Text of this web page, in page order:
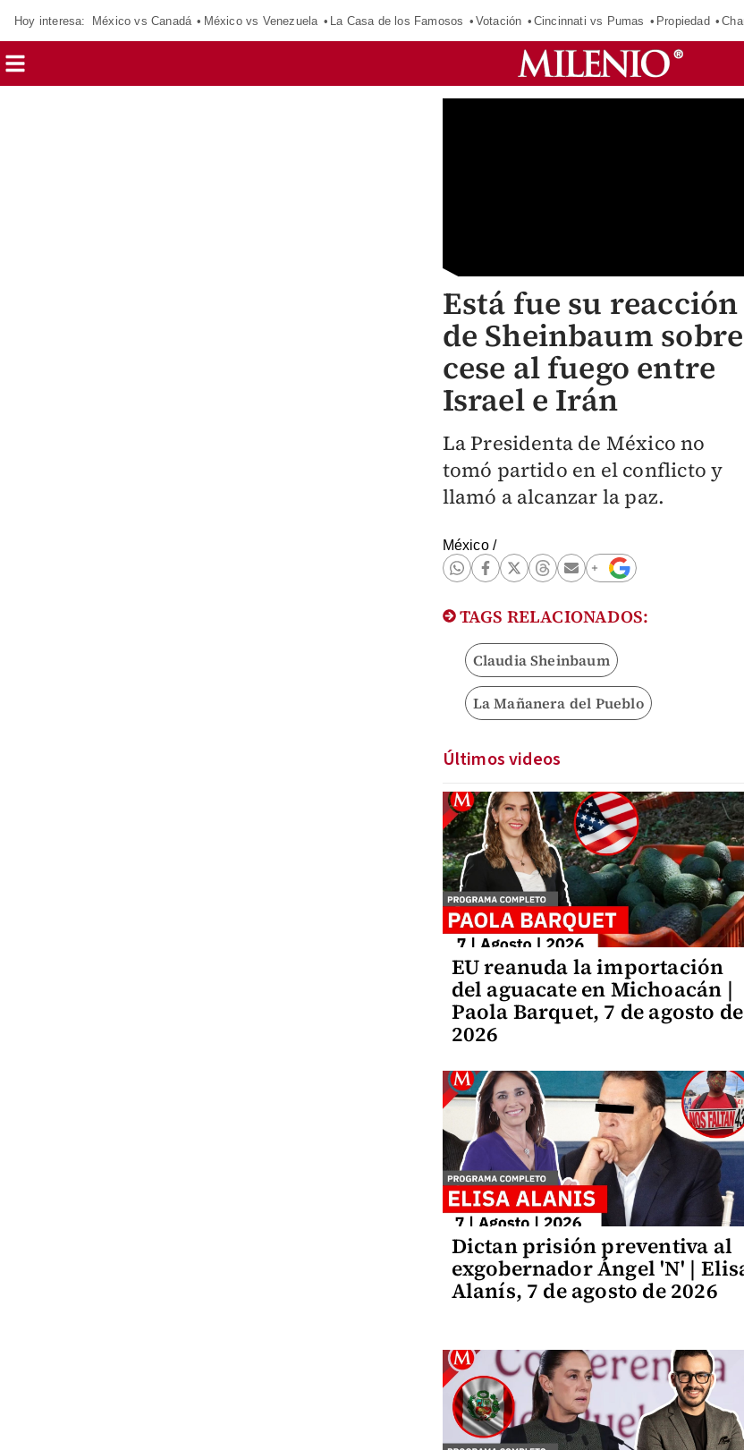
Hoy interesa: México vs Canadá México vs Venezuela La Casa de los Famosos Votación Cincinnati vs Pumas Propiedad
Está fue su reacción
de Sheinbaum sobre
cese al fuego entre
Israel e Irán
La Presidenta de México no
tomó partido en el conflicto y
llamó a alcanzar la paz.
México/
TAGS RELACIONADOS:
Claudia Sheinbaum
La Mañanera del Pueblo
Últimos videos
EU reanuda la importación
del aguacate en Michoacán |
Paola Barquet, 7 de agosto de
2026
Dictan prisión preventiva al
exgobernador Ángel 'N' |
Alanís, 7 de agosto de 2026